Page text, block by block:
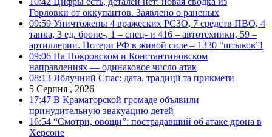
Горловки от оккупантов. Заявлено о раненых
09:59 Уничтожены 4 вражеских РСЗО, 7 средств ПВО, 4
танка, 3 ед. броне-, 1 – спец- и 416 – автотехники, 59 –
артиллерии. Потери РФ в живой силе – 1330 “штыков”!
09:06 На Покровском и Константиновском
направлениях — одинаковое число атак
08:13 Яблучний Спас: дата, традиції та прикмети
5 Серпня , 2026
17:47 В Краматорской громаде объявили
принудительную эвакуацию детей
16:54 “Смотри, овощи”: пострадавший об атаке дрона в
Херсоне